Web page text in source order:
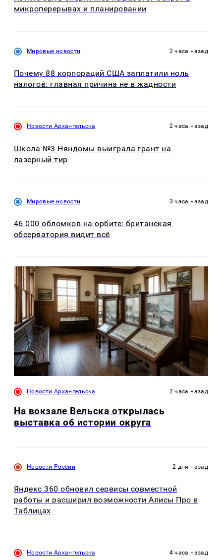
микроперерывах и планировании
Мировые новости 2 часа назад
Почему 88 корпораций США заплатили ноль
налогов: главная причина не в жадности
Новости Архангельска 2 часа назад
Школа №3 Няндомы выиграла грант на
лазерный тир
Мировые новости 3 часа назад
46 000 обломков на орбите: британская
обсерватория видит всё
Новости Архангельска 2 часа назад
На вокзале Вельска открылась
выставка об истории округа
Новости России 2 дня назад
Яндекс 360 обновил сервисы совместной
работы и расширил возможности Алисы Про в
Таблицах
Новости Архангельска 4 часа назад